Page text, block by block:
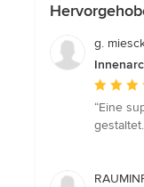
g.
5
Sternen
“Eine